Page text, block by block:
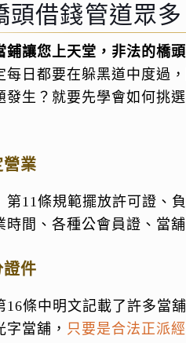
頭借錢管道眾
鋪讓您上天堂，非法的橋
每日都要在躲黑道中度過
發生？就要先學會如何挑
業
第11條規範擺放許可證、
時間、各種公會員證、當
件
16條中明文記載了許多當
當舖， 只要是合法正派